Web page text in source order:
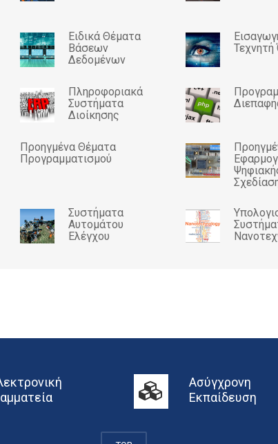
Ειδικά Θέματα
Βάσεων
Δεδομένων
Πληροφοριακά
Συστήματα
Διοίκησης
Προηγμένα Θέματα
Προγραμματισμού
Συστήματα
Αυτομάτου
Ελέγχου
Ασύγχρονη
Εκπαίδευση